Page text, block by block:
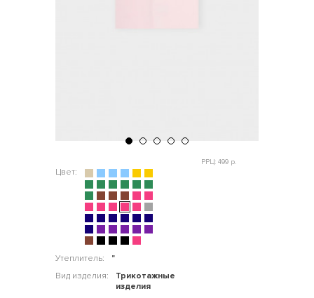
Цвет:
Утеплитель:
"
Вид изделия:
Трикотажные
изделия
РРЦ: 499 р.